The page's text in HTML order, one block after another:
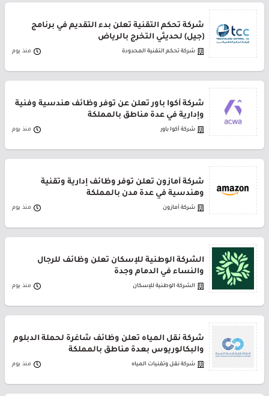
شركة تحكم التقنية تعلن بدء التقديم في برنامج
(جيل) لحديثي التخرج بالرياض
شركة تحكم التقنية المحدودة منذ يوم
شركة أكوا باور تعلن عن توفر وظائف هندسية وفنية
وإدارية في عدة مناطق بالمملكة
شركة أكوا باور منذ يوم
شركة أمازون تعلن توفر وظائف إدارية وتقنية
وهندسية في عدة مدن بالمملكة
شركة أمازون منذ يوم
الشركة الوطنية للإسكان تعلن وظائف للرجال
والنساء في الدمام وجدة
الشركة الوطنية للإسكان منذ يوم
شركة نقل المياه تعلن وظائف شاغرة لحملة الدبلوم
والبكالوريوس بعدة مناطق بالمملكة
شركة نقل وتقنيات المياه منذ يوم